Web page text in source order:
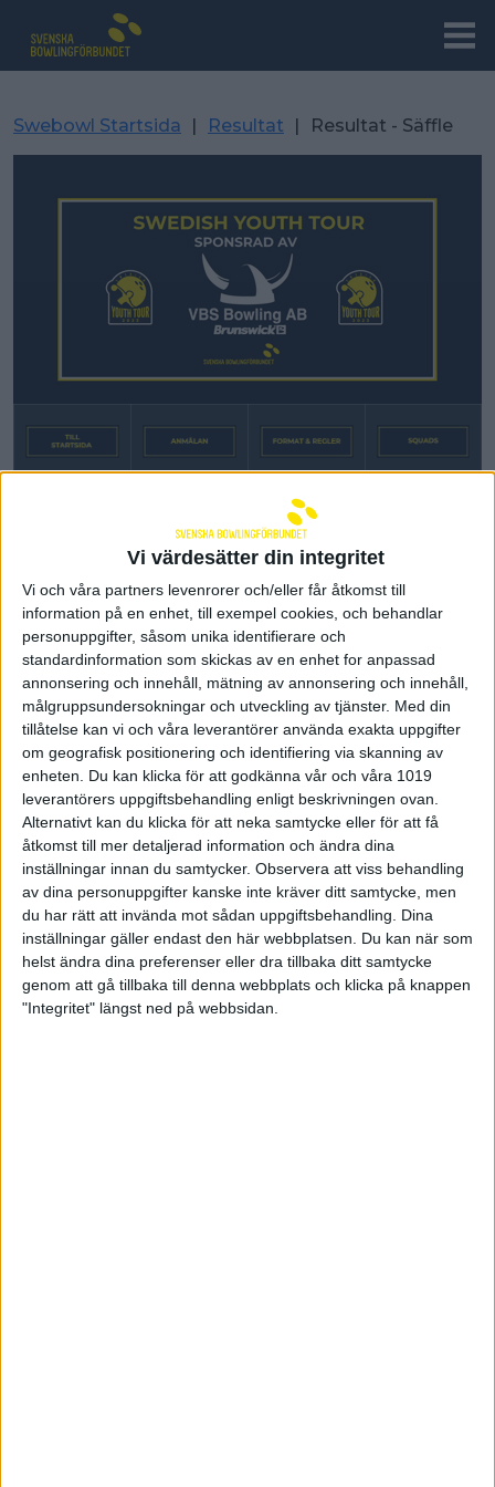
Vi värdesätter din integritet
Vi och våra partners levenrorer och/eller får åtkomst till
information på en enhet, till exempel cookies, och behandlar
personuppgifter, såsom unika identifierare och
standardinformation som skickas av en enhet for anpassad
annonsering och innehåll, mätning av annonsering och innehåll,
målgruppsundersokningar och utveckling av tjänster. Med din
tillåtelse kan vi och våra leverantörer använda exakta uppgifter
om geografisk positionering och identifiering via skanning av
enheten. Du kan klicka för att godkänna vår och våra 1019
leverantörers uppgiftsbehandling enligt beskrivningen ovan.
Alternativt kan du klicka för att neka samtycke eller för att få
åtkomst till mer detaljerad information och ändra dina
inställningar innan du samtycker. Observera att viss behandling
av dina personuppgifter kanske inte kräver ditt samtycke, men
du har rätt att invända mot sådan uppgiftsbehandling. Dina
inställningar gäller endast den här webbplatsen. Du kan när som
helst ändra dina preferenser eller dra tillbaka ditt samtycke
genom att gå tillbaka till denna webbplats och klicka på knappen
"Integritet" längst ned på webbsidan.
Swebowl Startsida | Resultat | Resultat - Säffle
RESULTAT
SÄFFLE
TJEJER
U16
U21
Senast uppdaterad:24-10-29 avTim Davidsson